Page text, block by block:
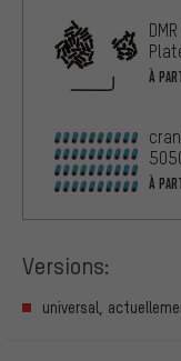
À
À
Versions:
universal,